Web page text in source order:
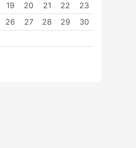
19 20 21 22
23
26 27 28 29
30